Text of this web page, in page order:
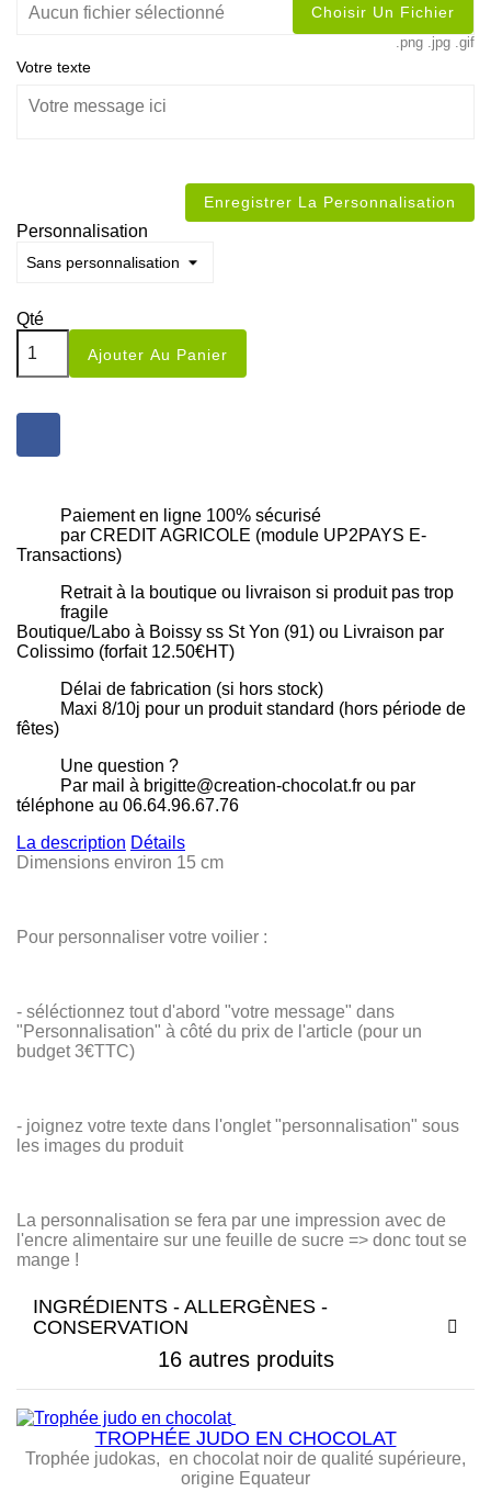
Aucun fichier sélectionné Choisir Un Fichier
.png .jpg .gif
Votre texte
Enregistrer La Personnalisation
Personnalisation
Qté
Ajouter Au Panier
Paiement en ligne 100% sécurisé
par CREDIT AGRICOLE (module UP2PAYS E-
Transactions)
Retrait à la boutique ou livraison si produit pas trop
fragile
Boutique/Labo à Boissy ss St Yon (91) ou Livraison par
Colissimo (forfait 12.50€HT)
Délai de fabrication (si hors stock)
Maxi 8/10j pour un produit standard (hors période de
fêtes)
Une question ?
Par mail à brigitte@creation-chocolat.fr ou par
téléphone au 06.64.96.67.76
La description Détails
Dimensions environ 15 cm
Pour personnaliser votre voilier :
- séléctionnez tout d'abord "votre message" dans
"Personnalisation" à côté du prix de l'article (pour un
budget 3€TTC)
- joignez votre texte dans l'onglet "personnalisation" sous
les images du produit
La personnalisation se fera par une impression avec de
l'encre alimentaire sur une feuille de sucre => donc tout se
mange !
INGRÉDIENTS - ALLERGÈNES -
CONSERVATION
16 autres produits
TROPHÉE JUDO EN CHOCOLAT
Trophée judokas, en chocolat noir de qualité supérieure,
origine Equateur